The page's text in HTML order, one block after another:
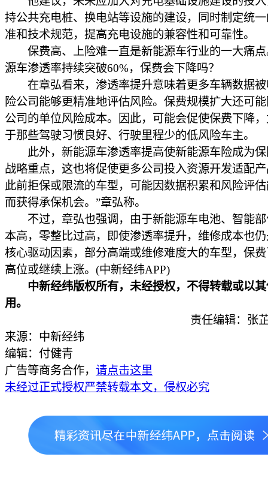
持公共充电桩、换电站等设施的建设，同时制定统
准和技术规范，提高充电设施的兼容性和可靠性。
保费高、上险难一直是新能源车行业的一大痛点
源车渗透率持续突破60%，保费会下降吗？
在章弘看来，渗透率提升意味着更多车辆数据被
险公司能够更精准地评估风险。保费规模扩大还可
公司的单位风险成本。因此，可能会促使保费下降
于那些驾驶习惯良好、行驶里程少的低风险车主。
此外，新能源车渗透率提高使新能源车险成为保
战略重点，这也将促使更多公司投入资源开发适配
此前拒保或限流的车型，可能因数据积累和风险评
而获得承保机会。”章弘称。
不过，章弘也强调，由于新能源车电池、智能部
本高，零整比过高，即使渗透率提升，维修成本也
核心驱动因素，部分高端或维修难度大的车型，保
高位或继续上涨。(中新经纬APP)
中新经纬版权所有，未经授权，不得转载或以
用。
责任编辑：张
来源：中新经纬
编辑：付健青
广告等商务合作， 请点击这里
未经过正式授权严禁转载本文，侵权必究